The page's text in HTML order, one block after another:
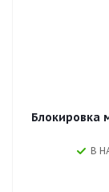
Блокировка
В